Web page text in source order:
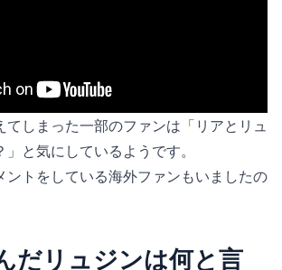
てしまった一部のファンは「リアとリュ
と気にしているようです。
ントをしている海外ファンもいましたの
だリュジンは何と言